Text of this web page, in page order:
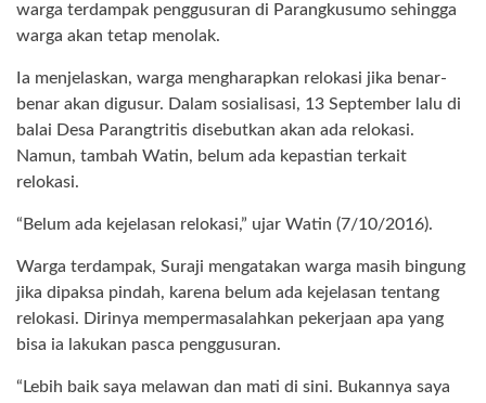
warga terdampak penggusuran di Parangkusumo sehingga
warga akan tetap menolak.
Ia menjelaskan, warga mengharapkan relokasi jika benar-
benar akan digusur. Dalam sosialisasi, 13 September lalu di
balai Desa Parangtritis disebutkan akan ada relokasi.
Namun, tambah Watin, belum ada kepastian terkait
relokasi.
“Belum ada kejelasan relokasi,” ujar Watin (7/10/2016).
Warga terdampak, Suraji mengatakan warga masih bingung
jika dipaksa pindah, karena belum ada kejelasan tentang
relokasi. Dirinya mempermasalahkan pekerjaan apa yang
bisa ia lakukan pasca penggusuran.
“Lebih baik saya melawan dan mati di sini. Bukannya saya